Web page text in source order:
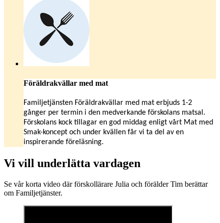
Föräldrakvällar med mat
Familjetjänsten Föräldrakvällar med mat erbjuds 1-2
gånger per termin i den medverkande förskolans matsal.
Förskolans kock tillagar en god middag enligt vårt Mat med
Smak-koncept och under kvällen får vi ta del av en
inspirerande föreläsning.
Vi vill underlätta vardagen
Se vår korta video där förskollärare Julia och förälder Tim berättar
om Familjetjänster.